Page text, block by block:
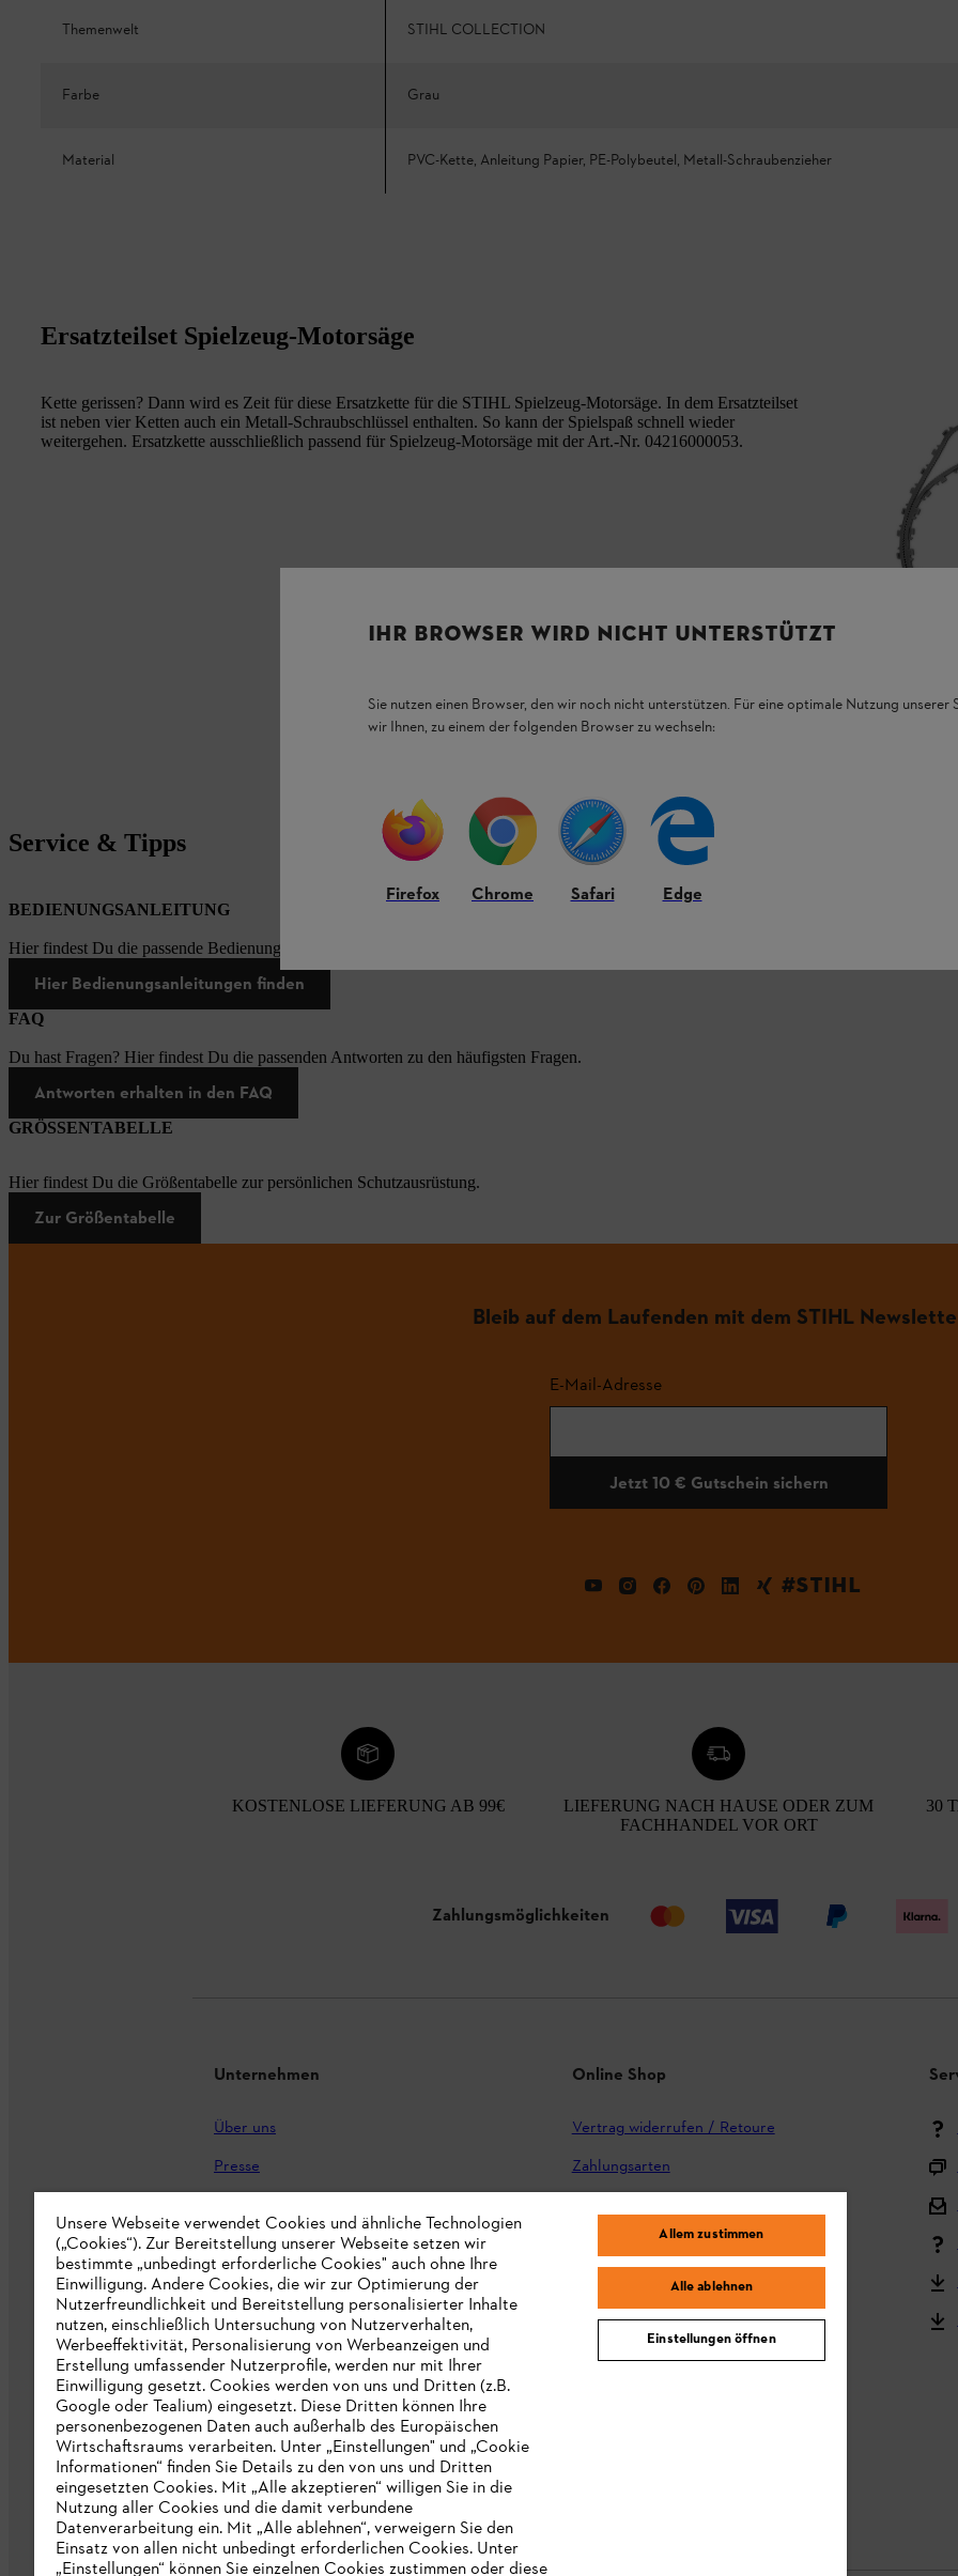
Themenwelt STIHL COLLECTION
Farbe Grau
Material PVC-Kette, Anleitung Papier, PE-Polybeutel, Metall-Schraubenzieher
Ersatzteilset Spielzeug-Motorsäge
Kette gerissen? Dann wird es Zeit für diese Ersatzkette für die STIHL Spielzeug-Motorsäge. In dem Ersatzteilset
ist neben vier Ketten auch ein Metall-Schraubschlüssel enthalten. So kann der Spielspaß schnell wieder
weitergehen. Ersatzkette ausschließlich passend für Spielzeug-Motorsäge mit der Art.-Nr. 04216000053.
Service & Tipps
BEDIENUNGSANLEITUNG
Hier findest Du die passende Bedienungsanleitungen zu unseren STIHL Produkten.
Hier Bedienungsanleitungen finden
FAQ
Du hast Fragen? Hier findest Du die passenden Antworten zu den häufigsten Fragen.
Antworten erhalten in den FAQ
GRÖSSENTABELLE
Hier findest Du die Größentabelle zur persönlichen Schutzausrüstung.
Zur Größentabelle
Bleib auf dem Laufenden mit dem STIHL
E-Mail-Adresse
Jetzt 10 € Gutschein sichern
#STIHL
KOSTENLOSE LIEFERUNG AB 99€
LIEFERUNG NACH HAUSE ODER ZUM
FACHHANDEL VOR ORT
30
Zahlungsmöglichkeiten
Unternehmen
Über uns
Presse
STIHL Markenshop
Nachhaltigkeit
STIHL Hinweisgebersystem
Informationen für Lieferunternehmen
Erklärung zur Barrierefreiheit
Produktpiraterie
Fakten zu STIHL
Online Shop
Vertrag widerrufen / Retoure
Zahlungsarten
Reklamation und Garantie
STIHL Kooperationsprogramm
STIHL Bedienungsanleitungen
MY STIHL
IHR BROWSER WIRD NICHT UNTERSTÜTZT
Sie nutzen einen Browser, den wir noch nicht unterstützen. Für eine optimale Nutzung unserer
wir Ihnen, zu einem der folgenden Browser zu wechseln:
Firefox Chrome Safari Edge
Unsere Webseite verwendet Cookies und ähnliche Technologien
(„Cookies“). Zur Bereitstellung unserer Webseite setzen wir
bestimmte „unbedingt erforderliche Cookies" auch ohne Ihre
Einwilligung. Andere Cookies, die wir zur Optimierung der
Nutzerfreundlichkeit und Bereitstellung personalisierter Inhalte
nutzen, einschließlich Untersuchung von Nutzerverhalten,
Werbeeffektivität, Personalisierung von Werbeanzeigen und
Erstellung umfassender Nutzerprofile, werden nur mit Ihrer
Einwilligung gesetzt. Cookies werden von uns und Dritten (z.B.
Google oder Tealium) eingesetzt. Diese Dritten können Ihre
personenbezogenen Daten auch außerhalb des Europäischen
Wirtschaftsraums verarbeiten. Unter „Einstellungen" und „Cookie
Informationen“ finden Sie Details zu den von uns und Dritten
eingesetzten Cookies. Mit „Alle akzeptieren“ willigen Sie in die
Nutzung aller Cookies und die damit verbundene
Datenverarbeitung ein. Mit „Alle ablehnen“, verweigern Sie den
Einsatz von allen nicht unbedingt erforderlichen Cookies. Unter
„Einstellungen“ können Sie einzelnen Cookies zustimmen oder diese
Allem zustimmen
Alle ablehnen
Einstellungen öffnen